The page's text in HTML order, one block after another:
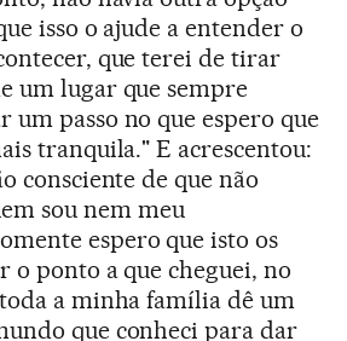
isso o ajude a entender o
que terei de tirar
um lugar que sempre
um passo no que espero que
tranquila." E acrescentou:
consciente de que não
sou nem meu
espero que isto os
o ponto a que cheguei, no
a minha família dê um
que conheci para dar